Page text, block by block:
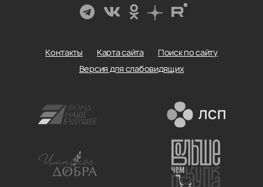
Контакты Карта сайта
Поиск по сайту
Версия для слабовидящих